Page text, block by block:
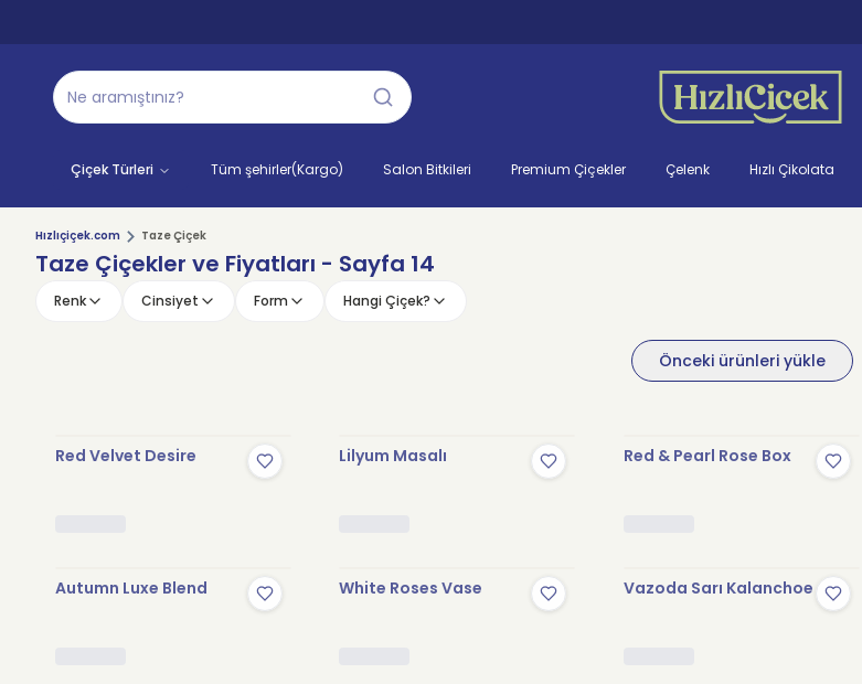
Çiçek Türleri Tüm şehirler(Kargo) Salon Bitkileri Premium Çiçekler Çelenk Hızlı Çikolata
Hızlıçiçek.com Taze Çiçek
Taze Çiçekler ve Fiyatları - Sayfa 14
Renk Cinsiyet Form Hangi Çiçek?
Önceki ürünleri yükle
Red Velvet Desire Lilyum Masalı Red & Pearl Rose Box
Autumn Luxe Blend White Roses Vase Vazoda Sarı Kalanchoe